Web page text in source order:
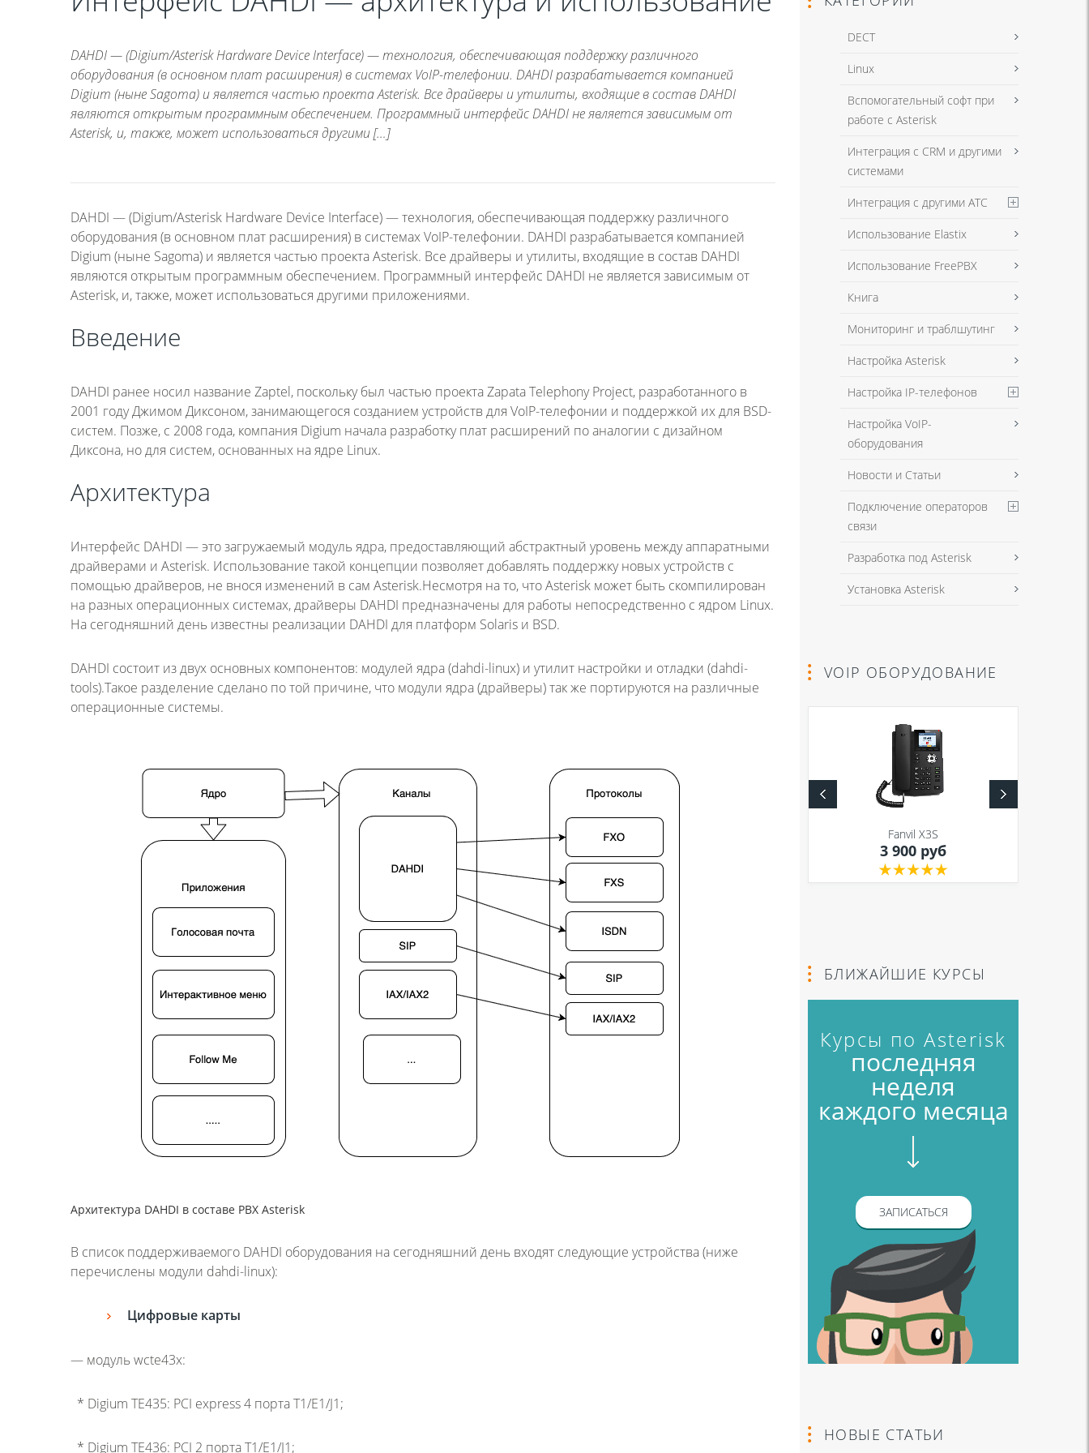
DAHDI — (Digium/Asterisk Hardware Device Interface) — технология, обеспечивающая поддержку различного
оборудования (в основном плат расширения) в системах VoIP-телефонии. DAHDI разрабатывается компанией
Digium (ныне Sagoma) и является частью проекта Asterisk. Все драйверы и утилиты, входящие в состав DAHDI
являются открытым программным обеспечением. Программный интерфейс DAHDI не является зависимым от
Asterisk, и, также, может использоваться другими […]
DAHDI — (Digium/Asterisk Hardware Device Interface) — технология, обеспечивающая поддержку различного
оборудования (в основном плат расширения) в системах VoIP-телефонии. DAHDI разрабатывается компанией
Digium (ныне Sagoma) и является частью проекта Asterisk. Все драйверы и утилиты, входящие в состав DAHDI
являются открытым программным обеспечением. Программный интерфейс DAHDI не является зависимым от
Asterisk, и, также, может использоваться другими приложениями.
Введение
DAHDI ранее носил название Zaptel, поскольку был частью проекта Zapata Telephony Project, разработанного в
2001 году Джимом Диксоном, занимающегося созданием устройств для VoIP-телефонии и поддержкой их для BSD-
систем. Позже, с 2008 года, компания Digium начала разработку плат расширений по аналогии с дизайном
Диксона, но для систем, основанных на ядре Linux.
Архитектура
Интерфейс DAHDI — это загружаемый модуль ядра, предоставляющий абстрактный уровень между аппаратными
драйверами и Asterisk. Использование такой концепции позволяет добавлять поддержку новых устройств с
помощью драйверов, не внося изменений в сам Asterisk.Несмотря на то, что Asterisk может быть скомпилирован
на разных операционных системах, драйверы DAHDI предназначены для работы непосредственно с ядром Linux.
На сегодняшний день известны реализации DAHDI для платформ Solaris и BSD.
DAHDI состоит из двух основных компонентов: модулей ядра (dahdi-linux) и утилит настройки и отладки (dahdi-
tools).Такое разделение сделано по той причине, что модули ядра (драйверы) так же портируются на различные
операционные системы.
Архитектура DAHDI в составе PBX Asterisk
В список поддерживаемого DAHDI оборудования на сегодняшний день входят следующие устройства (ниже
перечислены модули dahdi-linux):
Цифровые карты
— модуль wcte43x:
* Digium TE435: PCI express 4 порта T1/E1/J1;
* Digium TE436: PCI 2 порта T1/E1/J1;
DECT
Linux
Вспомогательный софт при
работе с Asterisk
Интеграция с CRM и другими
системами
Интеграция с другими АТС
Использование Elastix
Использование FreePBX
Книга
Мониторинг и траблшутинг
Настройка Asterisk
Настройка IP-телефонов
Настройка VoIP-
оборудования
Новости и Статьи
Подключение операторов
связи
Разработка под Asterisk
Установка Asterisk
VOIP ОБОРУДОВАНИЕ
Fanvil X3S
3 900 руб
БЛИЖАЙШИЕ КУРСЫ
Курсы по Asterisk
последняя
неделя
каждого месяца
ЗАПИСАТЬСЯ
НОВЫЕ СТАТЬИ